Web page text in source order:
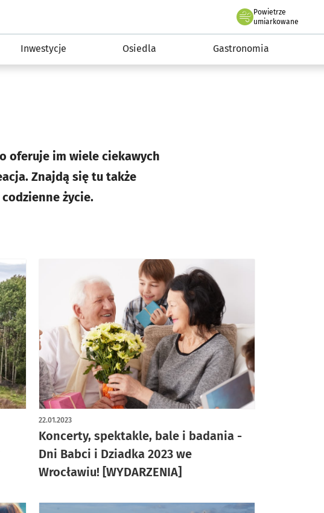
Dla mieszkańca
Powietrze
we Wrocławiu
umiarkowane
Inwestycje Osiedla Gastronomia
oferuje im wiele ciekawych
Znajdą się tu także
życie.
Koncerty, spektakle, bale i badania -
Dni Babci i Dziadka 2023 we
Wrocławiu! [WYDARZENIA]
22.01.2023